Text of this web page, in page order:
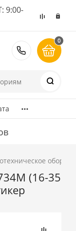
8 (495)
0
...
(16-35